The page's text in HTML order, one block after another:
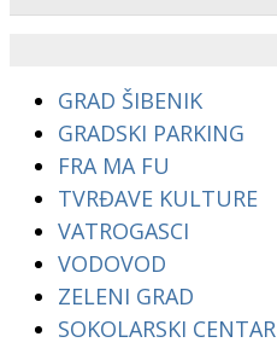
GRAD ŠIBENIK
GRADSKI PARKING
FRA MA FU
TVRĐAVE KULTURE
VATROGASCI
VODOVOD
ZELENI GRAD
SOKOLARSKI CENTAR